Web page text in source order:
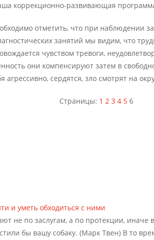
коррекционно-развивающая
отметить, что при наблюдении
занятий мы видим, что
чувством тревоги,
они компенсируют затем в
агрессивно, сердятся, зло смотрят на
Страницы: 1 2 3 4 5 6
и уметь обходиться с ними
не по заслугам, а по протекции, иначе
бы вашу собаку. (Марк Твен) В то